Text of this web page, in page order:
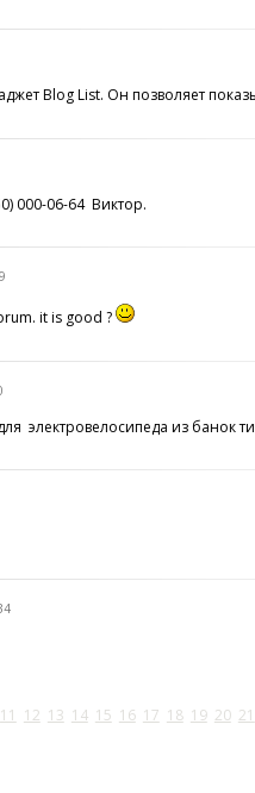
Blog List. Он позволяет
000-06-64 Виктор.
it is good ?
электровелосипеда из банок
11 12 13 14 15 16 17 18 19 20 21